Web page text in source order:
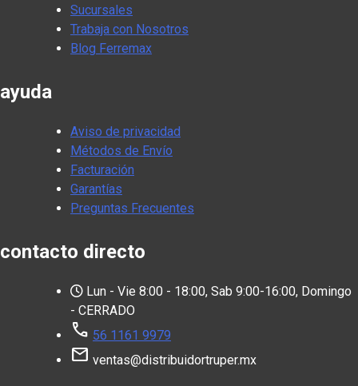
Sucursales
Trabaja con Nosotros
Blog Ferremax
ayuda
Aviso de privacidad
Métodos de Envío
Facturación
Garantías
Preguntas Frecuentes
contacto directo
Lun - Vie 8:00 - 18:00, Sab 9:00-16:00, Domingo
- CERRADO
call 56 1161 9979
mail ventas@distribuidortruper.mx